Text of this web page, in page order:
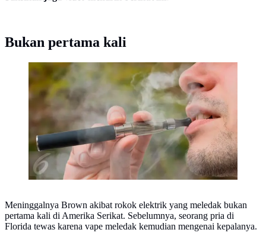
Bukan pertama kali
Ilustrasi Rokok Elektrik atau Vape (iStockphoto)
Meninggalnya Brown akibat rokok elektrik yang meledak bukan
pertama kali di Amerika Serikat. Sebelumnya, seorang pria di
Florida tewas karena vape meledak kemudian mengenai kepalanya.